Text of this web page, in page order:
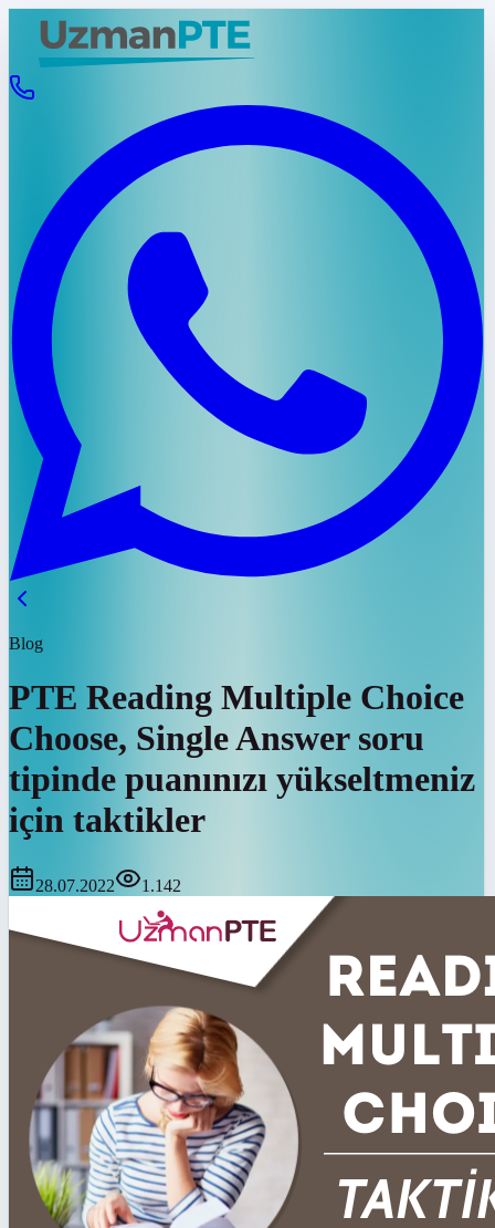
Blog
PTE Reading Multiple Choice
Choose, Single Answer soru
tipinde puanınızı yükseltmeniz
için taktikler
28.07.2022 1.142